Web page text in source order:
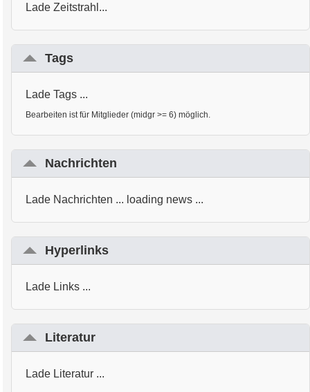
Lade Zeitstrahl...
Tags
Lade Tags ...
Bearbeiten ist für Mitglieder (midgr >= 6) möglich.
Nachrichten
Lade Nachrichten ... loading news ...
Hyperlinks
Lade Links ...
Literatur
Lade Literatur ...